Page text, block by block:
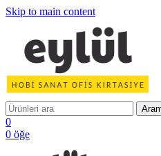
Skip to main content
0
0 öğe